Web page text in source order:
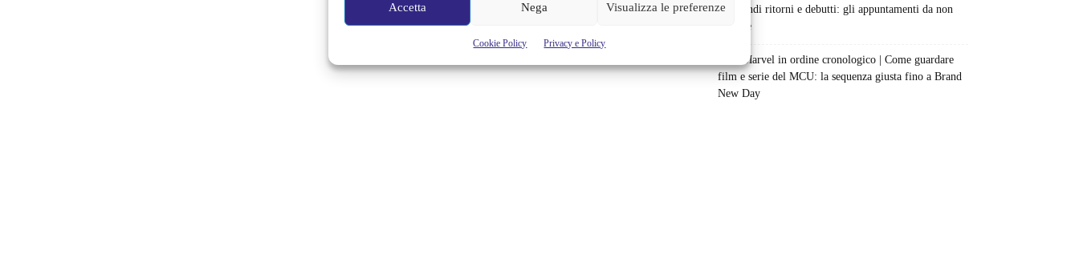
Accetta Nega Visualizza le preferenze
Cookie Policy Privacy e Policy
tra grandi ritorni e debutti: gli appuntamenti da non
perdere
Film Marvel in ordine cronologico | Come guardare
film e serie del MCU: la sequenza giusta fino a Brand
New Day